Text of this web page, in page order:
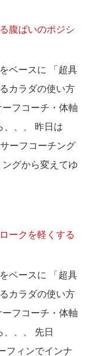
腹ばいのポジシ
ベースに 「超具
カラダの使い方
フコーチ・体軸
、、、 昨日は
ーフコーチング
グから変えてゆ
ークを軽くする
ベースに 「超具
カラダの使い方
フコーチ・体軸
、、 先日
フィンでインナ